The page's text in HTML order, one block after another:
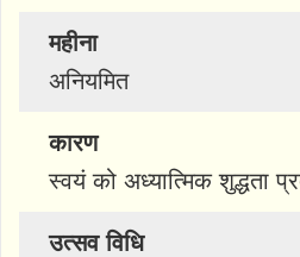
महीना
अनियमित
कारण
स्वयं को अध्यात्मिक शुद्धता
उत्सव विधि